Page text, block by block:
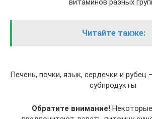
витаминов разных
Читайте также:
Печень, почки, язык, сердечки и
субпродукты
Обратите внимание!